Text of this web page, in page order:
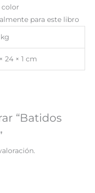
color
para este libro
24 × 1 cm
“Batidos